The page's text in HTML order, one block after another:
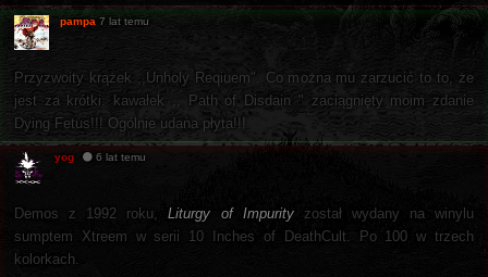
pampa 7 lat temu
Przyzwoity krążek ,,Unholy Reqiuem". Co można mu zarzucić to to, że
jest za krótki. kawałek ,, Path of Disdain " zaciągnięty moim zdanie
Dying Fetus!!! Ogólnie udana płyta!!!
yog 6 lat temu
Demos z 1992 roku,Liturgy of Impurityzostał wydany na winylu
sumptem Xtreem w serii 10 Inches of DeathCult. Po 100 w trzech
kolorkach.